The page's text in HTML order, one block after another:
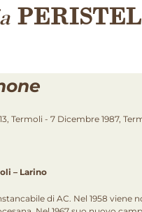
Termoli - 7 Dicembre 1987,
– Larino
di AC. Nel 1958 viene